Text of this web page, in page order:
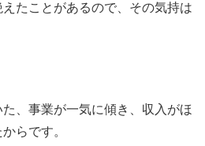
たことがあるので、その気持は
、事業が一気に傾き、収入がほ
らです。